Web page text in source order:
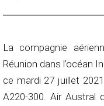
La compagnie
Réunion dans l’océan
ce mardi 27 juillet
A220-300. Air Austral